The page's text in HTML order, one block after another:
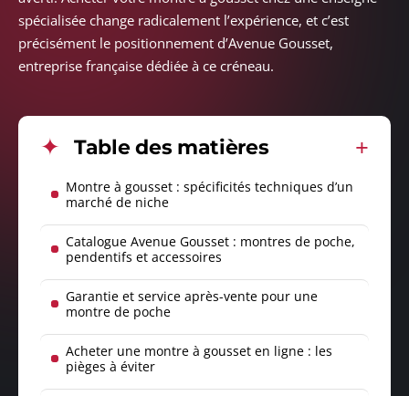
spécialisée change radicalement l’expérience, et c’est
précisément le positionnement d’Avenue Gousset,
entreprise française dédiée à ce créneau.
Table des matières
Montre à gousset : spécificités techniques d’un
marché de niche
Catalogue Avenue Gousset : montres de poche,
pendentifs et accessoires
Garantie et service après-vente pour une
montre de poche
Acheter une montre à gousset en ligne : les
pièges à éviter